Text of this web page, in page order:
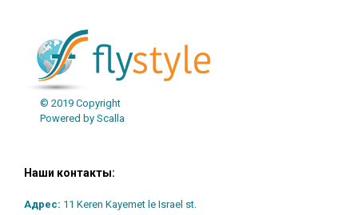
© 2019 Copyright
Powered by Scalla
Наши контакты:
Адрес: 11 Keren Kayemet le Israel st.